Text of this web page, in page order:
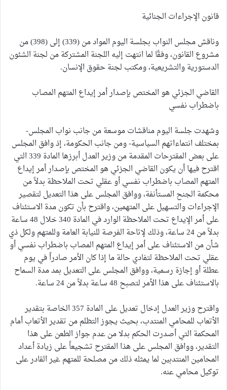
قانون الإجراءات الجنائية
وناقش مجلس النواب بجلسة اليوم المواد من (339) إلى (398) من
مشروع القانون، وفقًا لما انتهت إليه اللجنة المشتركة من لجنة الشئون
الدستورية والتشريعية، ومكتب لجنة حقوق الإنسان.
القاضي الجزئي هو المختص بإصدار أمر إيداع المتهم المصاب
باضطراب نفسي
وشهدت جلسة اليوم مناقشات موسعة من جانب نواب المجلس-
بمختلف انتماءاتهم السياسية- ومن جانب الحكومة، إذ وافق المجلس
على بعض المقترحات المقدمة من وزير العدل أبرزها المادة 339 التي
اقترح فيها أن يكون القاضي الجزئي هو المختص بإصدار أمر إيداع
المتهم المصاب باضطراب نفسي أو عقلي تحت الملاحظة بدلاً من
محكمة الجنح المستأنفة، ووافق المجلس على هذا التعديل لتقصير
الإجراءات والتسهيل على المتهمين، واقترح بأن تكون مدة الاستئناف
على أمر الإيداع تحت الملاحظة الوارد في المادة 340 خلال 48 ساعة
بدلاً من 24 ساعة، وذلك لإتاحة الفرصة للنيابة العامة وللمتهم ولكل ذي
شأن من الاستئناف على أمر إيداع المتهم المصاب باضطراب نفسي أو
عقلي تحت الملاحظة لتفادي حالة ما إذا كان الأمر صادراً في يوم
عطلة أو إجازة رسمية، ووافق المجلس على التعديل بمد مدة السماح
بالاستئناف على هذا الأمر لتصبح 48 ساعة بدلاً من 24 ساعة.
واقترح وزير العدل إدخال تعديل على المادة 357 الخاصة بتقدير
الأتعاب للمحامي المنتدب، بحيث يجوز التظلم من تقدير الأتعاب أمام
المحكمة التي أصدرت الحكم بدلا من عدم جواز الطعن على هذا
التقدير، ووافق المجلس على هذا المقترح تشجيعاً على زيادة أعداد
المحامين المنتدبين لما يمثله ذلك من مصلحة للمتهم غير القادر على
توكيل محامي عنه.